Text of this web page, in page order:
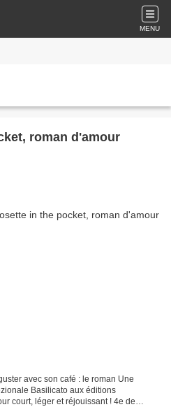
MENU
roman d'amour
avec son café : le roman Une
Basilicato aux éditions
court, léger et réjouissant ! 4e de